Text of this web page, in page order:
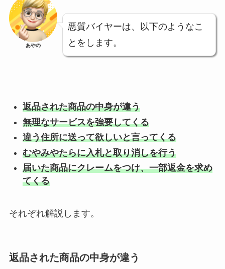
あやの
悪質バイヤーは、以下のようなこ
とをします。
返品された商品の中身が違う
無理なサービスを強要してくる
違う住所に送って欲しいと言ってくる
むやみやたらに入札と取り消しを行う
届いた商品にクレームをつけ、一部返金を求め
てくる
それぞれ解説します。
返品された商品の中身が違う